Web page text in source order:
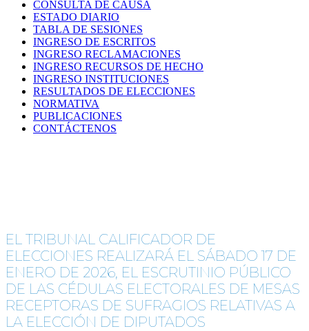
CONSULTA DE CAUSA
ESTADO DIARIO
TABLA DE SESIONES
INGRESO DE ESCRITOS
INGRESO RECLAMACIONES
INGRESO RECURSOS DE HECHO
INGRESO INSTITUCIONES
RESULTADOS DE ELECCIONES
NORMATIVA
PUBLICACIONES
CONTÁCTENOS
EL TRIBUNAL CALIFICADOR DE
ELECCIONES REALIZARÁ EL SÁBADO 17 DE
ENERO DE 2026, EL ESCRUTINIO PÚBLICO
DE LAS CÉDULAS ELECTORALES DE MESAS
RECEPTORAS DE SUFRAGIOS RELATIVAS A
LA ELECCIÓN DE DIPUTADOS